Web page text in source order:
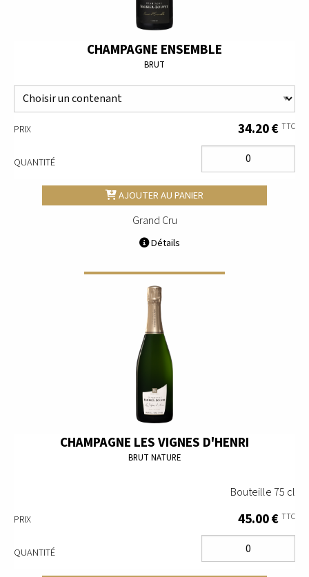
CHAMPAGNE ENSEMBLE
BRUT
PRIX 34.20 € TTC
QUANTITÉ
AJOUTER AU PANIER
Grand Cru
Détails
CHAMPAGNE LES VIGNES D'HENRI
BRUT NATURE
Bouteille 75 cl
PRIX 45.00 € TTC
QUANTITÉ